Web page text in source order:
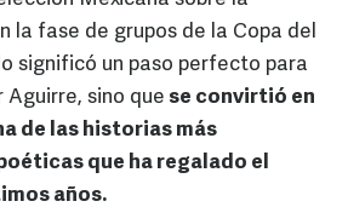
la fase de grupos de la Copa del
significó un paso perfecto para
Aguirre, sino que se convirtió en
de las historias más
que ha regalado el
años.